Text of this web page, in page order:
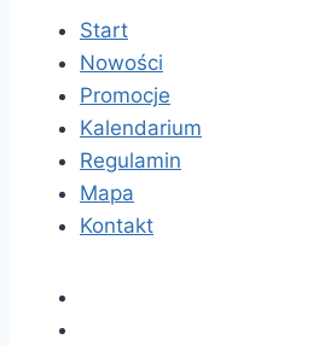
Start
Nowości
Promocje
Kalendarium
Regulamin
Mapa
Kontakt